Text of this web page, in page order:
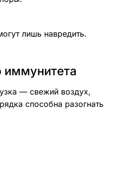
лишь навредить.
иммунитета
— свежий воздух,
способна разогнать